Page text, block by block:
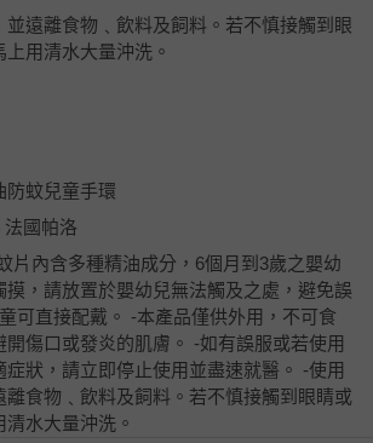
並遠離食物﹑飲料及飼料。若不慎接觸到眼
用清水大量沖洗。
防蚊兒童手環
法國帕洛
片內含多種精油成分，6個月到3歲之嬰幼
摸，請放置於嬰幼兒無法觸及之處，避免誤
可直接配戴。 -本產品僅供外用，不可食
開傷口或發炎的肌膚。 -如有誤服或若使用
症狀，請立即停止使用並盡速就醫。 -使用
離食物﹑飲料及飼料。若不慎接觸到眼睛或
水大量沖洗。